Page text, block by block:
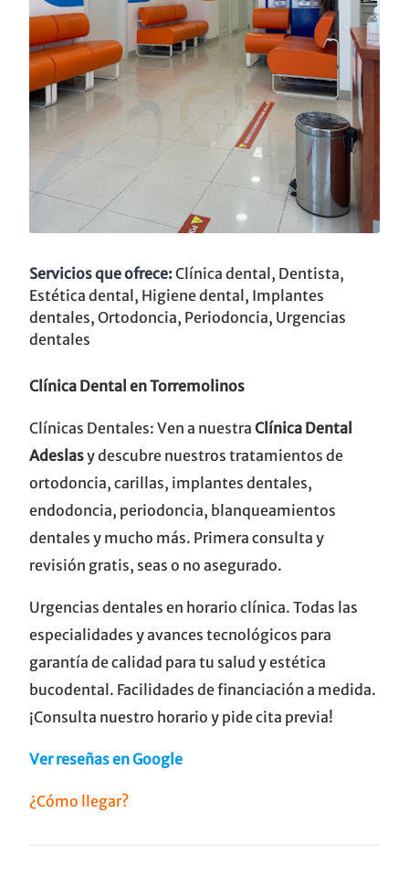
Servicios que ofrece:Clínica dental, Dentista,
Estética dental, Higiene dental, Implantes
dentales, Ortodoncia, Periodoncia, Urgencias
dentales
Clínica Dental en Torremolinos
Clínicas Dentales: Ven a nuestra Clínica Dental
Adeslasy descubre nuestros tratamientos de
ortodoncia, carillas, implantes dentales,
endodoncia, periodoncia, blanqueamientos
dentales y mucho más. Primera consulta y
revisión gratis, seas o no asegurado.
Urgencias dentales en horario clínica. Todas las
especialidades y avances tecnológicos para
garantía de calidad para tu salud y estética
bucodental. Facilidades de financiación a medida.
¡Consulta nuestro horario y pide cita previa!
Ver reseñas en Google
¿Cómo llegar?